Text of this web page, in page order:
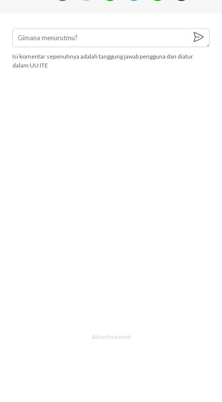
Isi komentar sepenuhnya adalah tanggung jawab pengguna dan diatur
dalam UU ITE